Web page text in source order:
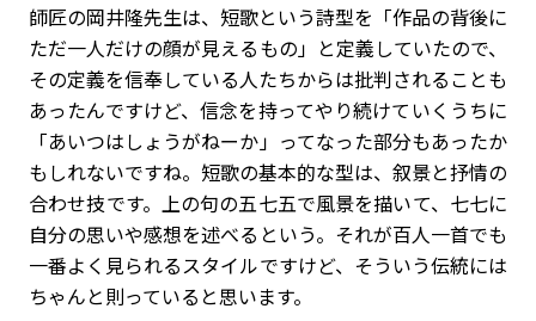
師匠の岡井隆先生は、短歌という詩型を「作品の背後に
ただ一人だけの顔が見えるもの」と定義していたので、
その定義を信奉している人たちからは批判されることも
あったんですけど、信念を持ってやり続けていくうちに
「あいつはしょうがねーか」ってなった部分もあったか
もしれないですね。短歌の基本的な型は、叙景と抒情の
合わせ技です。上の句の五七五で風景を描いて、七七に
自分の思いや感想を述べるという。それが百人一首でも
一番よく見られるスタイルですけど、そういう伝統には
ちゃんと則っていると思います。